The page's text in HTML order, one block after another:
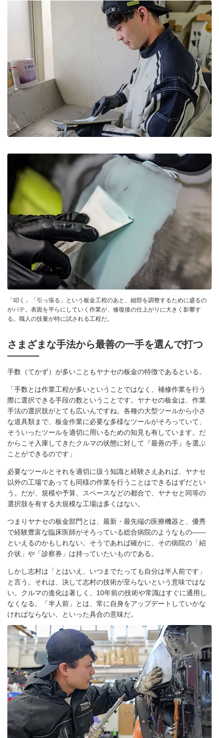
「叩く」「引っ張る」という板金工程のあと、細部を調整するために盛るの
がパテ。表面を平らにしていく作業が、修復後の仕上がりに大きく影響す
る。職人の技量が特に試される工程だ。
さまざまな手法から最善の一手を選んで打つ
手数（てかず）が多いこともヤナセの板金の特徴であるといる。
「手数とは作業工程が多いということではなく、補修作業を行う
際に選択できる手段の数ということです。ヤナセの板金は、作業
手法の選択肢がとても広いんですね。各種の大型ツールから小さ
な道具類まで、板金作業に必要な多様なツールがそろっていて、
そういったツールを適切に用いるための知見も有しています。だ
からこそ入庫してきたクルマの状態に対して『最善の手』を選ぶ
ことができるのです」
必要なツールとそれを適切に扱う知識と経験さえあれば、ヤナセ
以外の工場であっても同様の作業を行うことはできるはずだとい
う。だが、規模や予算、スペースなどの都合で、ヤナセと同等の
選択肢を有する大規模な工場は多くはない。
つまりヤナセの板金部門とは、最新・最先端の医療機器と、優秀
で経験豊富な臨床医師がそろっている総合病院のようなもの――
といえるのかもしれない。そうであれば確かに、その病院の「紹
介状」や「診察券」は持っていたいものである。
しかし志村は「とはいえ、いつまでたっても自分は半人前です」
と言う。それは、決して志村の技術が至らないという意味ではな
い。クルマの進化は著しく、10年前の技術や常識はすぐに通用し
なくなる。「半人前」とは、常に自身をアップデートしていかな
ければならない、といった具合の意味だ。